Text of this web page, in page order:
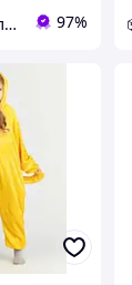
📦 Товари Для Дому 97%